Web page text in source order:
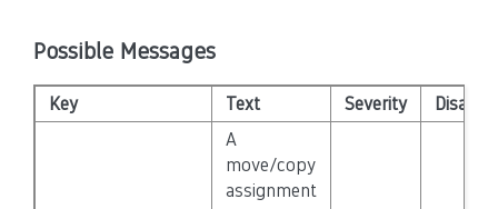
Possible Messages
Key Text Severity
A
move/copy
assignment